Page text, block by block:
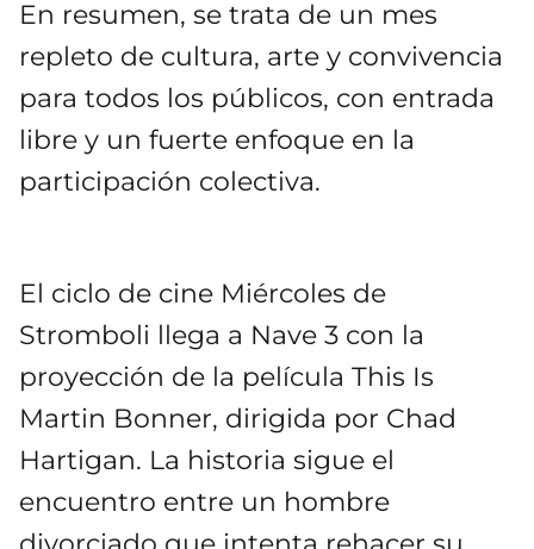
En resumen, se trata de un mes
repleto de cultura, arte y convivencia
para todos los públicos, con entrada
libre y un fuerte enfoque en la
participación colectiva.
El ciclo de cine Miércoles de
Stromboli llega a Nave 3 con la
proyección de la película This Is
Martin Bonner, dirigida por Chad
Hartigan. La historia sigue el
encuentro entre un hombre